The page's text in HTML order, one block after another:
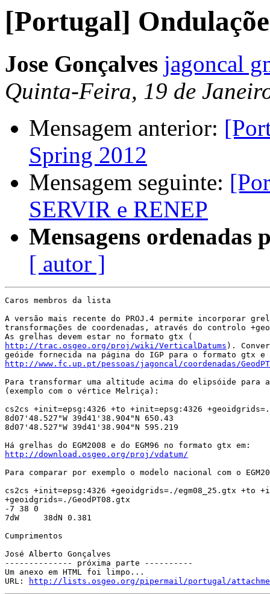
[Portugal]
Jose Gonçalves jagoncal
Quinta-Feira, 19 de
Mensagem anterior:
Spring 2012
Mensagem seguinte:
SERVIR e RENEP
Mensagens ordenadas
[ autor ]
Caros membros da lista
A versão mais recente do PROJ.4 permite incorporar
transformações de coordenadas, através do controlo
http://trac.osgeo.org/proj/wiki/VerticalDatums ).
http://www.fc.up.pt/pessoas/jagoncal/coordenadas/
Para transformar uma altitude acima do elipsóide para
(exemplo com o vértice Melriça):
cs2cs +init=epsg:4326 +to +init=epsg:4326 +geoidgrids=./
8d07'48.527"W 39d41'38.904"N 650.43
8d07'48.527"W 39d41'38.904"N 595.219
http://download.osgeo.org/proj/vdatum/
Para comparar por exemplo o modelo nacional com o
cs2cs +init=epsg:4326 +geoidgrids=./egm08_25.gtx +to
+geoidgrids=./GeodPT08.gtx
-7 38 0
7dW     38dN 0.381
Cumprimentos
José Alberto Gonçalves
-------------- próxima parte ----------
Um anexo em HTML foi limpo...
URL:
http://lists.osgeo.org/pipermail/portugal/